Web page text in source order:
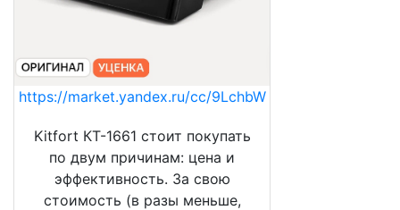
https://market.yandex.ru/cc/9LchbW
Kitfort КТ-1661 стоит покупать
по двум причинам: цена и
эффективность. За свою
стоимость (в разы меньше,